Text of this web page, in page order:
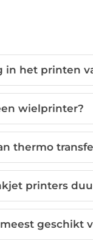
in het printen
wielprinter?
thermo
printers
geschikt